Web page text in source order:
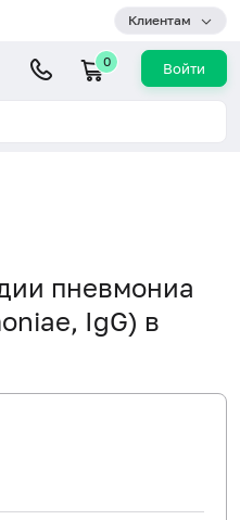
Клиентам
0 Войти
пневмониа
IgG) в